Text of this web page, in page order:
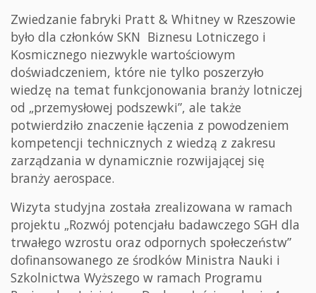
Zwiedzanie fabryki Pratt & Whitney w Rzeszowie
było dla członków SKN Biznesu Lotniczego i
Kosmicznego niezwykle wartościowym
doświadczeniem, które nie tylko poszerzyło
wiedzę na temat funkcjonowania branży lotniczej
od „przemysłowej podszewki”, ale także
potwierdziło znaczenie łączenia z powodzeniem
kompetencji technicznych z wiedzą z zakresu
zarządzania w dynamicznie rozwijającej się
branży aerospace.
Wizyta studyjna została zrealizowana w ramach
projektu „Rozwój potencjału badawczego SGH dla
trwałego wzrostu oraz odpornych społeczeństw”
dofinansowanego ze środków Ministra Nauki i
Szkolnictwa Wyższego w ramach Programu